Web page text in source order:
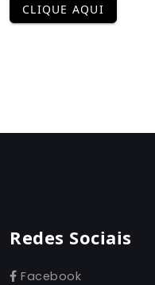
CLIQUE AQUI
Redes Sociais
Facebook